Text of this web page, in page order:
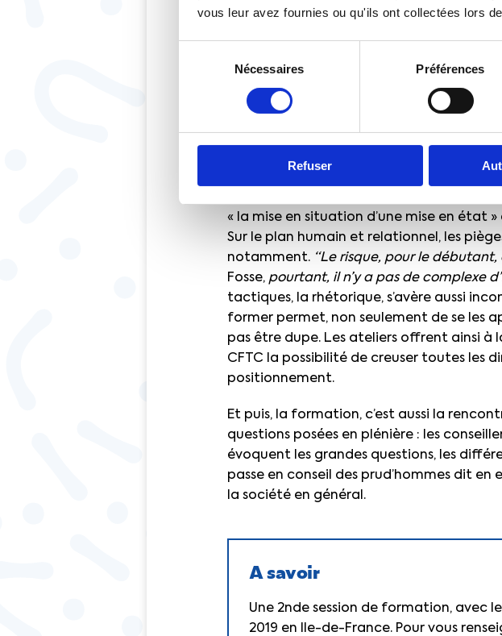
vous leur avez fournies ou qu'ils ont collectées lors
consentement
Nécessaires Préférences
Refuser
doit rapidement se rendre maître, non
mais aussi des jeux d’acteurs (tactiques
Dans cette formation, les séances
animés par des conseillers prud’hommes
« la mise en situation d’une mise en état
Sur le plan humain et relationnel, les
notamment. “Le risque, pour le débutant,
Fosse, pourtant, il n’y a pas de complexe
tactiques, la rhétorique, s’avère aussi
former permet, non seulement de se les
pas être dupe. Les ateliers offrent ainsi à
CFTC la possibilité de creuser toutes les
positionnement.
Et puis, la formation, c’est aussi la
questions posées en plénière : les
évoquent les grandes questions, les
passe en conseil des prud’hommes dit
la société en général.
A savoir
Une 2nde session de formation, avec
2019 en Ile-de-France. Pour vous